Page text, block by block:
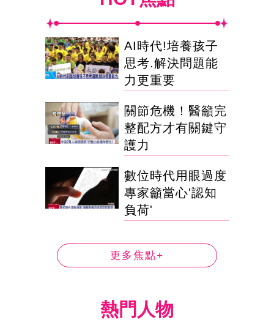
AI時代!培養孩子
思考.解決問題能
力更重要
關節危機！醫籲完
整配方才有關鍵守
護力
數位時代用眼過度
專家籲當心'認知
負荷'
更多焦點+
熱門人物